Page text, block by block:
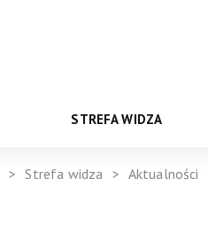
STREFA WIDZA
Strefa widza Aktualności